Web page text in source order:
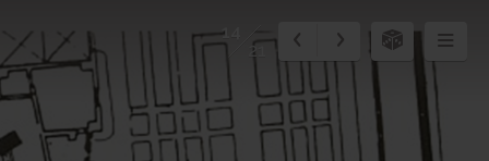
14
21